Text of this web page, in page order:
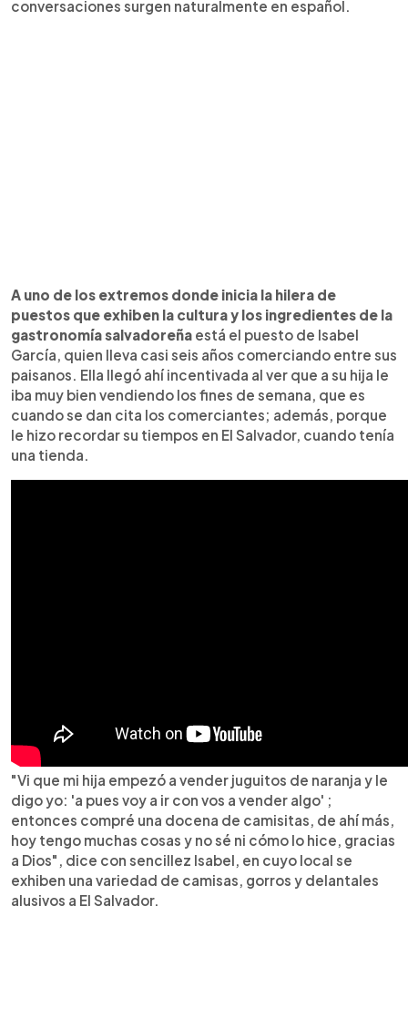
conversaciones surgen naturalmente en español.
A uno de los extremos donde inicia la hilera de
puestos que exhiben la cultura y los ingredientes de la
gastronomía salvadoreña está el puesto de Isabel
García, quien lleva casi seis años comerciando entre sus
paisanos. Ella llegó ahí incentivada al ver que a su hija le
iba muy bien vendiendo los fines de semana, que es
cuando se dan cita los comerciantes; además, porque
le hizo recordar su tiempos en El Salvador, cuando tenía
una tienda.
"Vi que mi hija empezó a vender juguitos de naranja y le
digo yo: 'a pues voy a ir con vos a vender algo' ;
entonces compré una docena de camisitas, de ahí más,
hoy tengo muchas cosas y no sé ni cómo lo hice, gracias
a Dios", dice con sencillez Isabel, en cuyo local se
exhiben una variedad de camisas, gorros y delantales
alusivos a El Salvador.